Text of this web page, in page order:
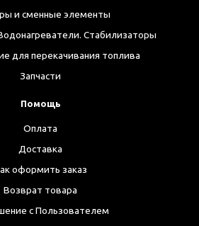
и сменные элементы
Стабилизаторы
для перекачивания топлива
Запчасти
Помощь
Оплата
Доставка
оформить заказ
Возврат товара
с Пользователем